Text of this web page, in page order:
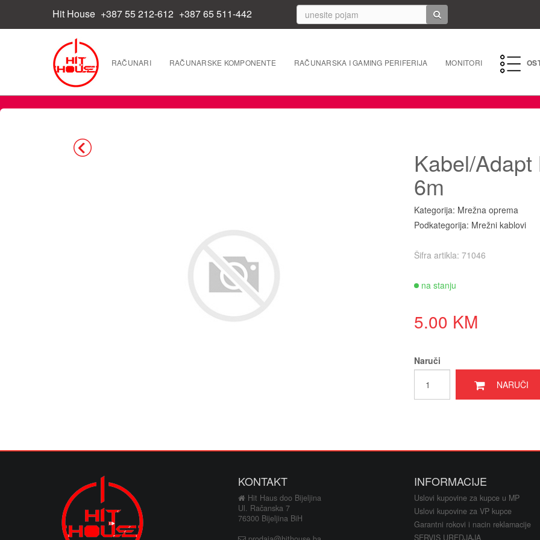
Hit House +387 55 212-612 +387 65 511-442
RAČUNARI RAČUNARSKE KOMPONENTE RAČUNARSKA I GAMING PERIFERIJA MONITORI
Laptopi i
Punjači/
Baterije
Fiskalni
Klime i
Kabel/
6m
Kategorija: Mrežna oprema
Podkategorija: Mrežni kablovi
Šifra artikla: 71046
na stanju
5.00 KM
Naruči
NARUČI
KONTAKT
Hit Haus doo Bijeljina
Ul. Račanska 7
76300 Bijeljina BiH
INFORMACIJE
Uslovi kupovine za kupce u MP
Uslovi kupovine za VP kupce
Garantni rokovi i nacin reklamacije
SERVIS UREDJAJA